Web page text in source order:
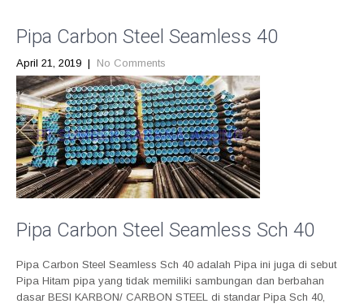
Pipa Carbon Steel Seamless 40
April 21, 2019 | No Comments
Pipa Carbon Steel Seamless Sch 40
Pipa Carbon Steel Seamless Sch 40 adalah Pipa ini juga di sebut
Pipa Hitam pipa yang tidak memiliki sambungan dan berbahan
dasar BESI KARBON/ CARBON STEEL di standar Pipa Sch 40,